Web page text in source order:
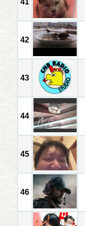
41
42
43
44
45
46